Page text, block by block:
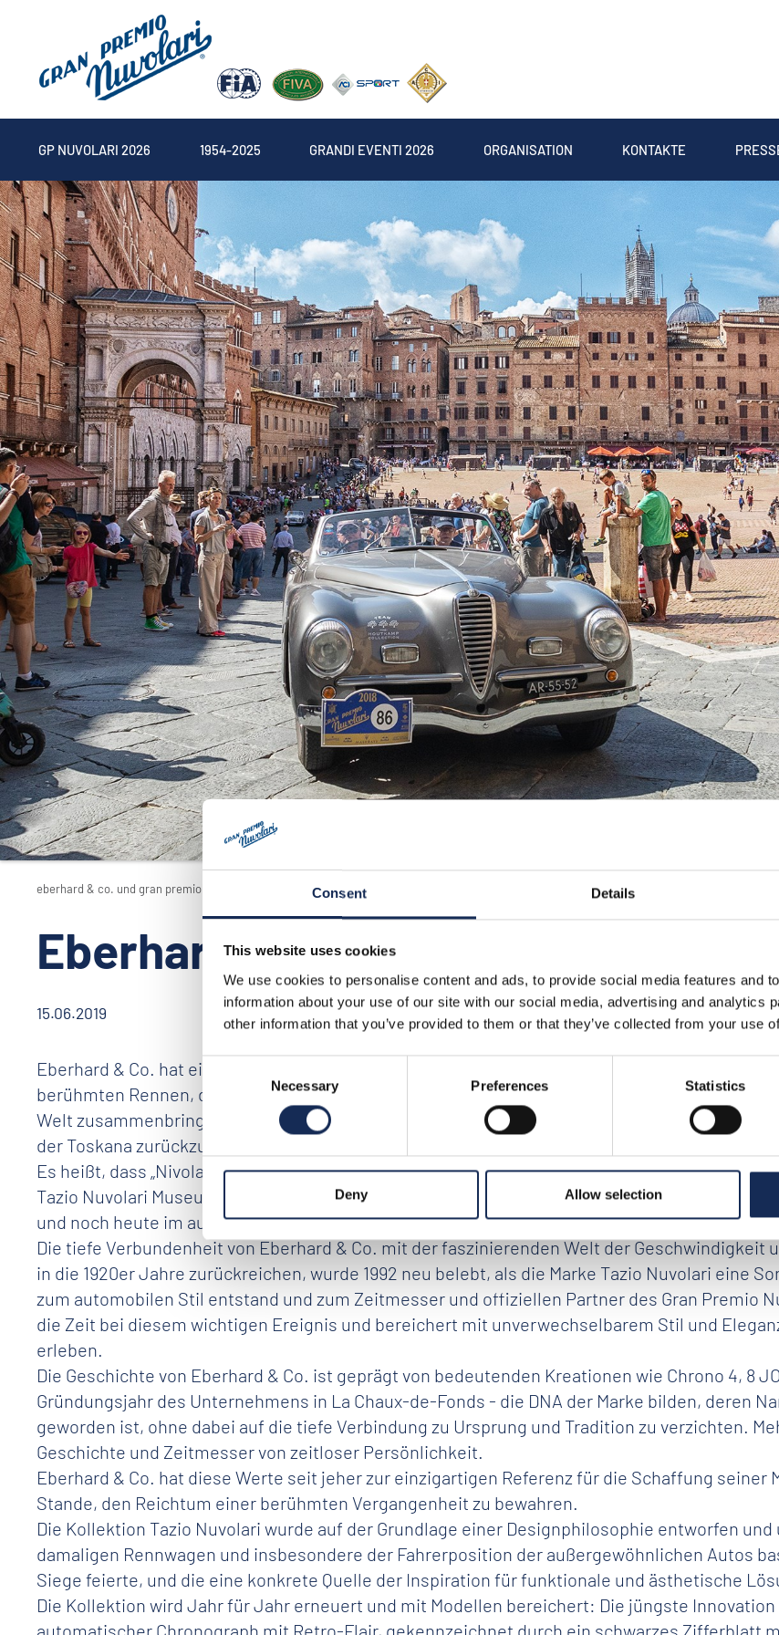
Consent Details
This website uses cookies
We use cookies to personalise content and ads, to provide social media features and
information about your use of our site with our social media, advertising and analytics
other information that you’ve provided to them or that they’ve collected from your use
Necessary Preferences Statistics
Deny Allow selection
GP NUVOLARI 2026 1954-2025 GRANDI EVENTI 2026 ORGANISATION KONTAKTE
eberhard & co. und gran premio nuvolari
Eberhard & Co. und Gran Premio
15.06.2019
Eberhard & Co. hat eine 30jährige Beziehung zu Tazio Nuvolari, einem der weltweit
berühmten Rennen, das nach ihm benannt ist, dem Gran Premio Nuvolari, das jedes Jahr in
Welt zusammenbringt, die bereit sind, eine 1000 km lange Strecke zwischen der Lombardei,
der Toskana zurückzulegen.
Es heißt, dass „Nivola“ eine Uhr des Schweizer Hauses besaß, von der nur das
Tazio Nuvolari Museum in Mantua eine mechanische Taschenuhr aus den 1930er Jahren
und noch heute im authentischen Gehäuse aufbewahrt wird.
Die tiefe Verbundenheit von Eberhard & Co. mit der faszinierenden Welt der
in die 1920er Jahre zurückreichen, wurde 1992 neu belebt, als die Marke Tazio Nuvolari eine
zum automobilen Stil entstand und zum Zeitmesser und offiziellen Partner des Gran Premio
die Zeit bei diesem wichtigen Ereignis und bereichert mit unverwechselbarem Stil und
erleben.
Die Geschichte von Eberhard & Co. ist geprägt von bedeutenden Kreationen wie Chrono 4, 8
Gründungsjahr des Unternehmens in La Chaux-de-Fonds - die DNA der Marke bilden, deren
geworden ist, ohne dabei auf die tiefe Verbindung zu Ursprung und Tradition zu verzichten.
Geschichte und Zeitmesser von zeitloser Persönlichkeit.
Eberhard & Co. hat diese Werte seit jeher zur einzigartigen Referenz für die Schaffung
Stande, den Reichtum einer berühmten Vergangenheit zu bewahren.
Die Kollektion Tazio Nuvolari wurde auf der Grundlage einer Designphilosophie entworfen
damaligen Rennwagen und insbesondere der Fahrerposition der außergewöhnlichen Autos
Siege feierte, und die eine konkrete Quelle der Inspiration für funktionale und ästhetische
Die Kollektion wird Jahr für Jahr erneuert und mit Modellen bereichert: Die jüngste Innovation
automatischer Chronograph mit Retro-Flair, gekennzeichnet durch ein schwarzes Zifferblatt